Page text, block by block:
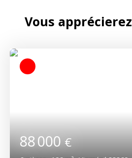
Vous apprécierez
88 000€